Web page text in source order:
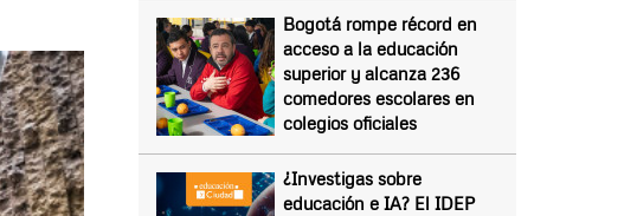
Bogotá rompe récord en
acceso a la educación
superior y alcanza 236
comedores escolares en
colegios oficiales
¿Investigas sobre
educación e IA? El IDEP